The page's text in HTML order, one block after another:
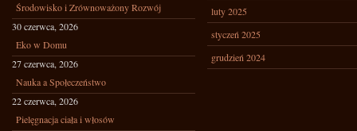
Środowisko i Zrównoważony Rozwój
30 czerwca, 2026
Eko w Domu
27 czerwca, 2026
Nauka a Społeczeństwo
22 czerwca, 2026
Pielęgnacja ciała i włosów
luty 2025
styczeń 2025
grudzień 2024